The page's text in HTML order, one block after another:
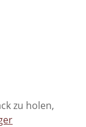
zu holen,